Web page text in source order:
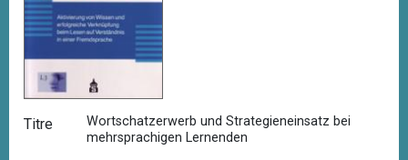
Titre
Wortschatzerwerb und Strategieneinsatz bei
mehrsprachigen Lernenden